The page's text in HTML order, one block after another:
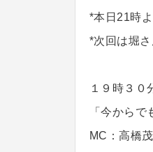
*本日21時
*次回は堀
１９時３０
「今から
MC：高橋